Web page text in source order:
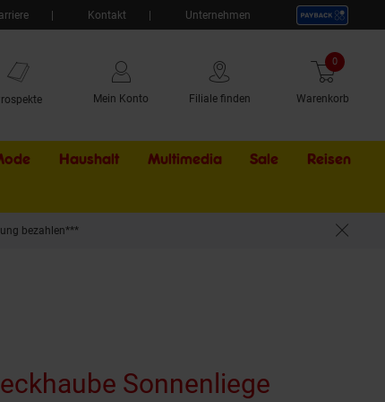
Kontakt Unternehmen
Mein Konto Filiale finden Warenkorb
0 Artikel
Haushalt Multimedia Sale Externer
Reisen
bezahlen***
Sonnenliege